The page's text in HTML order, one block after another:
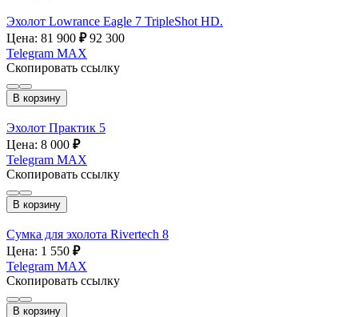
Эхолот Lowrance Eagle 7 TripleShot HD.
Цена: 81 900 ₽ 92 300
Telegram MAX
Скопировать ссылку
В корзину
Эхолот Практик 5
Цена: 8 000 ₽
Telegram MAX
Скопировать ссылку
В корзину
Сумка для эхолота Rivertech 8
Цена: 1 550 ₽
Telegram MAX
Скопировать ссылку
В корзину